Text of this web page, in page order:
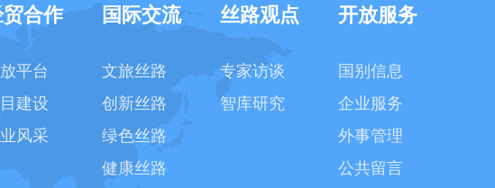
合作
平台
建设
风采
国际交流
文旅丝路
创新丝路
绿色丝路
健康丝路
丝路观点
专家访谈
智库研究
开放服务
国别信息
企业服务
外事管理
公共留言